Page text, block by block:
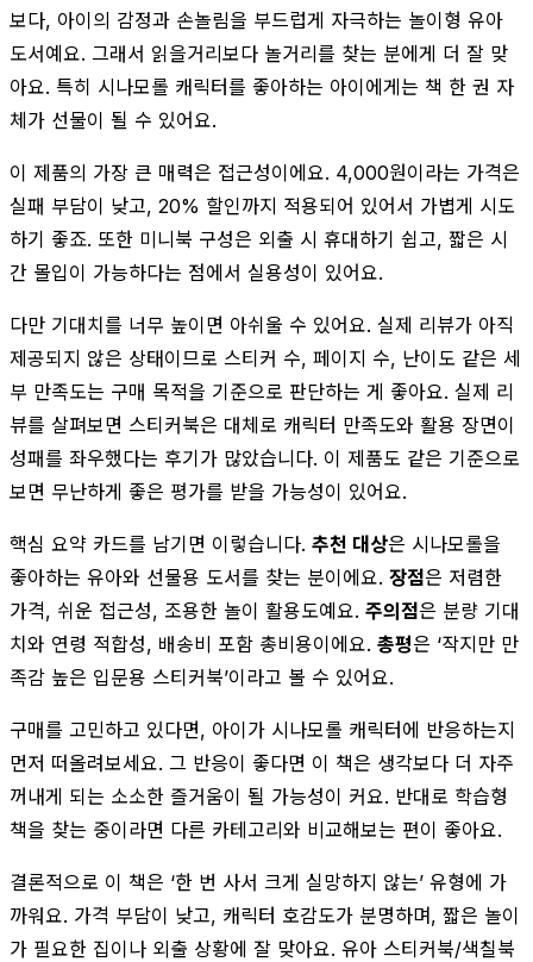
보다, 아이의 감정과 손놀림을 부드럽게 자극하는 놀이형 유아
도서예요. 그래서 읽을거리보다 놀거리를 찾는 분에게 더 잘 맞
아요. 특히 시나모롤 캐릭터를 좋아하는 아이에게는 책 한 권 자
체가 선물이 될 수 있어요.
이 제품의 가장 큰 매력은 접근성이에요. 4,000원이라는 가격은
실패 부담이 낮고, 20% 할인까지 적용되어 있어서 가볍게 시도
하기 좋죠. 또한 미니북 구성은 외출 시 휴대하기 쉽고, 짧은 시
간 몰입이 가능하다는 점에서 실용성이 있어요.
다만 기대치를 너무 높이면 아쉬울 수 있어요. 실제 리뷰가 아직
제공되지 않은 상태이므로 스티커 수, 페이지 수, 난이도 같은 세
부 만족도는 구매 목적을 기준으로 판단하는 게 좋아요. 실제 리
뷰를 살펴보면 스티커북은 대체로 캐릭터 만족도와 활용 장면이
성패를 좌우했다는 후기가 많았습니다. 이 제품도 같은 기준으로
보면 무난하게 좋은 평가를 받을 가능성이 있어요.
핵심 요약 카드를 남기면 이렇습니다. 추천 대상은 시나모롤을
좋아하는 유아와 선물용 도서를 찾는 분이에요. 장점은 저렴한
가격, 쉬운 접근성, 조용한 놀이 활용도예요. 주의점은 분량 기대
치와 연령 적합성, 배송비 포함 총비용이에요. 총평은 ‘작지만 만
족감 높은 입문용 스티커북’이라고 볼 수 있어요.
구매를 고민하고 있다면, 아이가 시나모롤 캐릭터에 반응하는지
먼저 떠올려보세요. 그 반응이 좋다면 이 책은 생각보다 더 자주
꺼내게 되는 소소한 즐거움이 될 가능성이 커요. 반대로 학습형
책을 찾는 중이라면 다른 카테고리와 비교해보는 편이 좋아요.
결론적으로 이 책은 ‘한 번 사서 크게 실망하지 않는’ 유형에 가
까워요. 가격 부담이 낮고, 캐릭터 호감도가 분명하며, 짧은 놀이
가 필요한 집이나 외출 상황에 잘 맞아요. 유아 스티커북/색칠북